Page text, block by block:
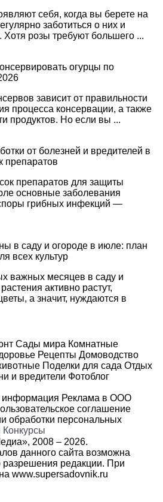
себя, когда вы берете на
заботиться о них и
Хотя розы требуют большего ...
огурцы по
зависит от правильности
процесса консервации, а также
продуктов. Но если вы ...
от болезней и вредителей в
препаратов
препаратов для защиты
основные заболевания
грибных инфекций —
в саду и огороде в июле: план
всех культур
важных месяцев в саду и
активно растут,
а значит, нуждаются в
Сады мира Комнатные
Рецепты Домоводство
Поделки для сада Отдых
и вредители Фотоблог
информация Реклама в ООО
соглашение
обработки персональных
Конкурсы
2008 – 2026.
данного сайта возможна
разрешения редакции. При
www.supersadovnik.ru